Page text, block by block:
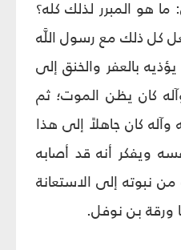
ما هو المبرر لذلك كله؟
كل ذلك مع رسول اللَّه
بالعفر والخنق إلى
كان يظن الموت؛ ثم
كان جاهلاً إلى هذا
ويفكر أنه قد أصابه
نبوته إلى الاستعانة
ورقة بن نوفل.